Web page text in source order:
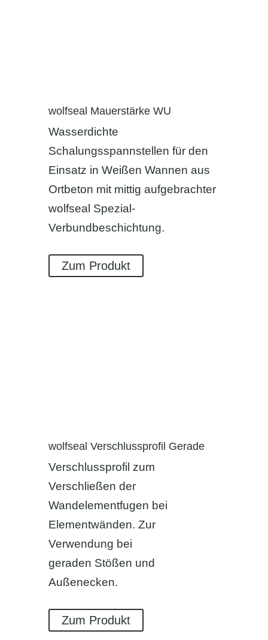
wolfseal Mauerstärke WU
Wasserdichte
Schalungsspannstellen für den
Einsatz in Weißen Wannen aus
Ortbeton mit mittig aufgebrachter
wolfseal Spezial-
Verbundbeschichtung.
Zum Produkt
wolfseal Verschlussprofil Gerade
Verschlussprofil zum
Verschließen der
Wandelementfugen bei
Elementwänden. Zur
Verwendung bei
geraden Stößen und
Außenecken.
Zum Produkt